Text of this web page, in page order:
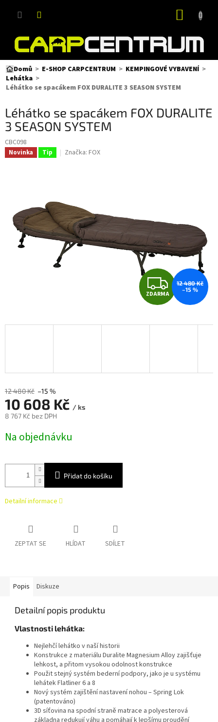
Domů E-SHOP CARPCENTRUM
KEMPINGOVÉ VYBAVENÍ
Lehátka
Léhátko se spacákem FOX DURALITE 3 SEASON SYSTEM
Léhátko se spacákem FOX DURALITE
3 SEASON SYSTEM
CBC098
Novinka Tip Značka: FOX
Z
D
A
ZDARMA
12 480 Kč
–15 %
12 480 Kč –15 %
10 608 Kč / ks
8 767 Kč bez DPH
cena:
Na objednávku
Přidat do košíku
Detailní informace
ZEPTAT SE HLÍDAT SDÍLET
Popis Diskuze
Detailní popis produktu
Vlastnosti lehátka:
Nejlehčí lehátko v naší historii
Konstrukce z materiálu Duralite Magnesium Alloy zajišťuje
lehkost, a přitom vysokou odolnost konstrukce
Použit stejný systém bederní podpory, jako je u systému
lehátek Flatliner 6 a 8
Nový systém zajištění nastavení nohou – Spring Lok
(patentováno)
3D síťovina na spodní straně matrace a polyesterová